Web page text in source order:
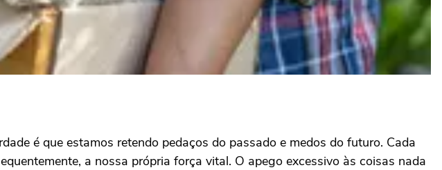
é que estamos retendo pedaços do passado e medos do futuro. Cada
a nossa própria força vital. O apego excessivo às coisas nada